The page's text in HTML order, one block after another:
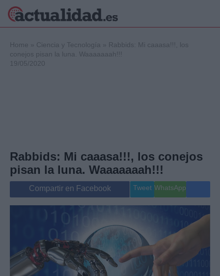
Internacional
Viajes
Gente
Musica
Home » Ciencia y Tecnología » Rabbids: Mi caaasa!!!, los
conejos pisan la luna. Waaaaaaah!!!
19/05/2020
Rabbids: Mi caaasa!!!, los conejos
pisan la luna. Waaaaaaah!!!
Compartir en Facebook Tweet WhatsApp